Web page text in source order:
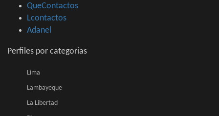
QueContactos
Lcontactos
Adanel
Perfiles por categorias
Lima
Lambayeque
La Libertad